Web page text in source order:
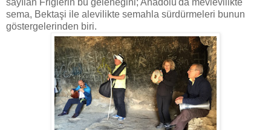
sema, Bektaşi ile alevilikte semahla sürdürmeleri bunun
göstergelerinden biri.